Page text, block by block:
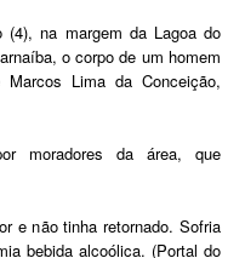
na margem da Lagoa do
o corpo de um homem
Lima da Conceição,
moradores da área, que
e não tinha retornado. Sofria
bebida alcoólica. (Portal do